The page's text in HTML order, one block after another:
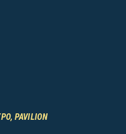
PAVILION